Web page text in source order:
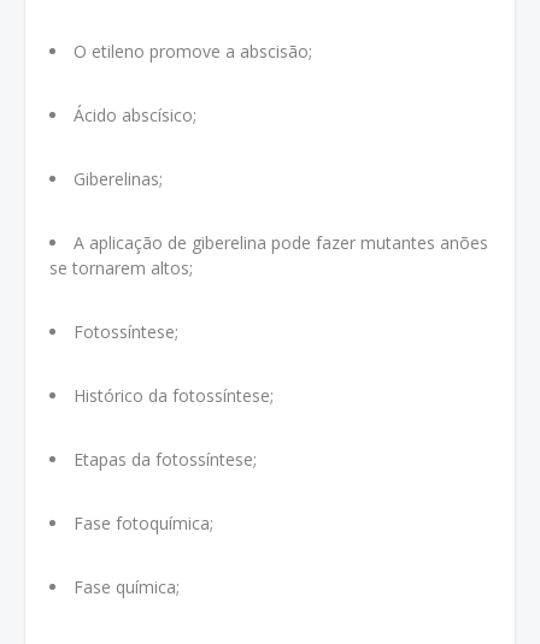
O etileno promove a abscisão;
Ácido abscísico;
Giberelinas;
A aplicação de giberelina pode fazer mutantes anões
se tornarem altos;
Fotossíntese;
Histórico da fotossíntese;
Etapas da fotossíntese;
Fase fotoquímica;
Fase química;